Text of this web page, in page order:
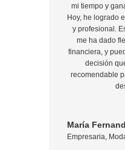
mi tiempo y
Hoy, he logrado
y profesional.
me ha dado
financiera, y
decisión
recomendable
María
Empresaria,